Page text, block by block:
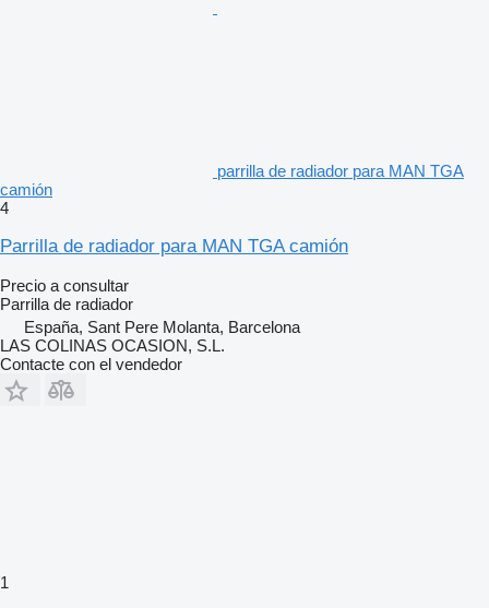
parrilla de radiador para MAN TGA
camión
4
Parrilla de radiador para MAN TGA camión
Precio a consultar
Parrilla de radiador
España, Sant Pere Molanta, Barcelona
LAS COLINAS OCASION, S.L.
Contacte con el vendedor
1